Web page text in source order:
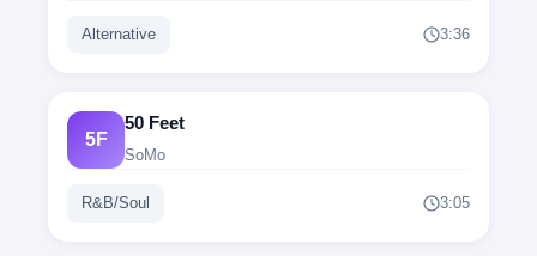
Bắt đầu và kết thúc thay đổi, đen và trắng
Con người thật là gian xảo
가끔 헛된 망상에 들어
Alternative
3:36
5F
50 Feet
SoMo
R&B/Soul
3:05